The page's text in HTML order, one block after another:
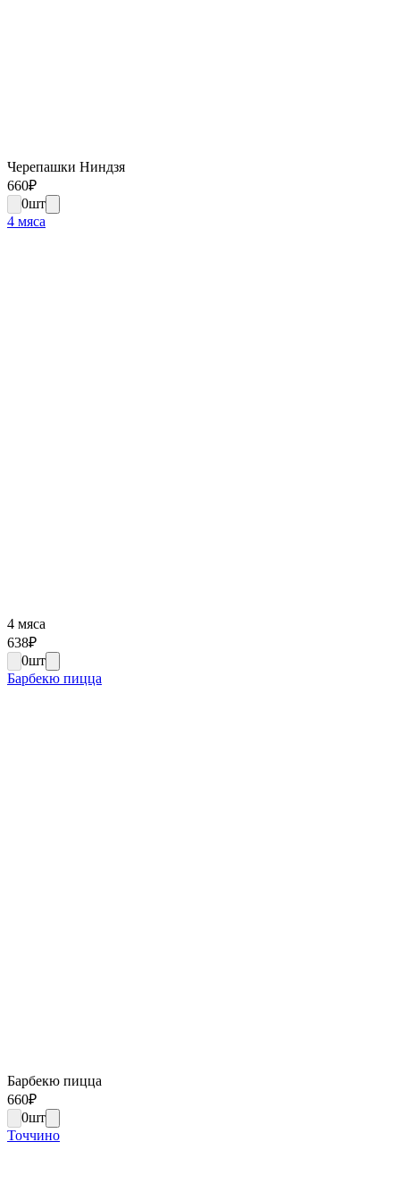
Черепашки Ниндзя
660₽
0шт
4 мяса
4 мяса
638₽
0шт
Барбекю пицца
Барбекю пицца
660₽
0шт
Точчино